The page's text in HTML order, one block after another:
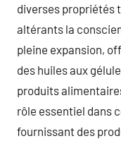
diverses propriétés
altérants la
pleine expansion,
des huiles aux
produits
rôle essentiel dans
fournissant des